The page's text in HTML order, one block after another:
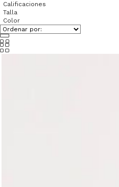
Calificaciones
Talla
Color